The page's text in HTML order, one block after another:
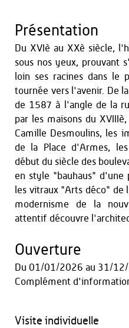
Présentation
Du XVIè au XXè siècle,
sous nos yeux, prouvant
loin ses racines dans le
tournée vers l'avenir. De
de 1587 à l'angle de la
par les maisons du
Camille Desmoulins, les
de la Place d'Armes,
début du siècle des
en style "bauhaus" d'une
les vitraux "Arts déco" de
modernisme de la
attentif découvre
Ouverture
Du 01/01/2026 au 31/
Complément
Visite individuelle